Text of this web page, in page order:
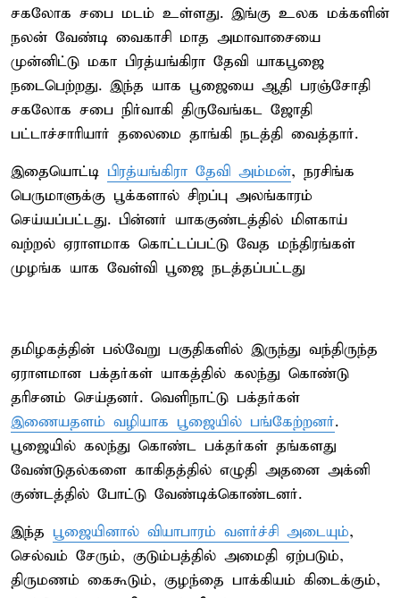
சகலோக சபை மடம் உள்ளது. இங்கு உலக மக்களின்
நலன் வேண்டி வைகாசி மாத அமாவாசையை
முன்னிட்டு மகா பிரத்யங்கிரா தேவி யாகபூஜை
நடைபெற்றது. இந்த யாக பூஜையை ஆதி பரஞ்சோதி
சகலோக சபை நிர்வாகி திருவேங்கட ஜோதி
பட்டாச்சாரியார் தலைமை தாங்கி நடத்தி வைத்தார்.
இதையொட்டி பிரத்யங்கிரா தேவி அம்மன், நரசிங்க
பெருமாளுக்கு பூக்களால் சிறப்பு அலங்காரம்
செய்யப்பட்டது. பின்னர் யாககுண்டத்தில் மிளகாய்
வற்றல் ஏராளமாக கொட்டப்பட்டு வேத மந்திரங்கள்
முழங்க யாக வேள்வி பூஜை நடத்தப்பட்டது
தமிழகத்தின் பல்வேறு பகுதிகளில் இருந்து வந்திருந்த
ஏராளமான பக்தர்கள் யாகத்தில் கலந்து கொண்டு
தரிசனம் செய்தனர். வெளிநாட்டு பக்தர்கள்
இணையதளம் வழியாக பூஜையில் பங்கேற்றனர்.
பூஜையில் கலந்து கொண்ட பக்தர்கள் தங்களது
வேண்டுதல்களை காகிதத்தில் எழுதி அதனை அக்னி
குண்டத்தில் போட்டு வேண்டிக்கொண்டனர்.
இந்த பூஜையினால் வியாபாரம் வளர்ச்சி அடையும்,
செல்வம் சேரும், குடும்பத்தில் அமைதி ஏற்படும்,
திருமணம் கைகூடும், குழந்தை பாக்கியம் கிடைக்கும்,